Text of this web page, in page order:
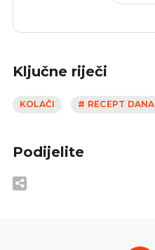
Ključne riječi
KOLAČI # RECEPT DANA
Podijelite